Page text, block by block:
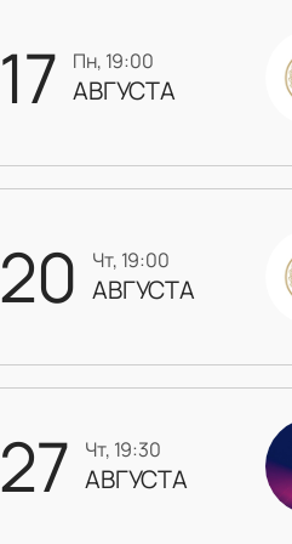
17 пн, 19:00
АВГУСТА
20 чт, 19:00
АВГУСТА
27 чт, 19:30
АВГУСТА